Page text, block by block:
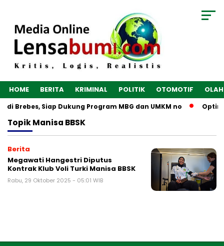
HOME BERITA KRIMINAL POLITIK OTOMOTIF
Brebes, Siap Dukung Program MBG dan UMKM no
TopikManisa BBSK
Berita
Megawati Hangestri Diputus
Kontrak Klub Voli Turki Manisa BBSK
Rabu, 29 Oktober 2025 - 05:01 WIB